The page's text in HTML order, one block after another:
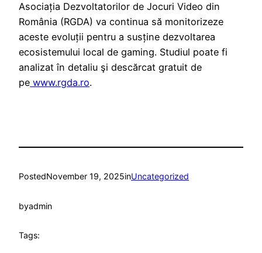
Asociația Dezvoltatorilor de Jocuri Video din
România (RGDA) va continua să monitorizeze
aceste evoluții pentru a susține dezvoltarea
ecosistemului local de gaming. Studiul poate fi
analizat în detaliu şi descărcat gratuit de
pe www.rgda.ro.
PostedNovember 19, 2025inUncategorized
byadmin
Tags: